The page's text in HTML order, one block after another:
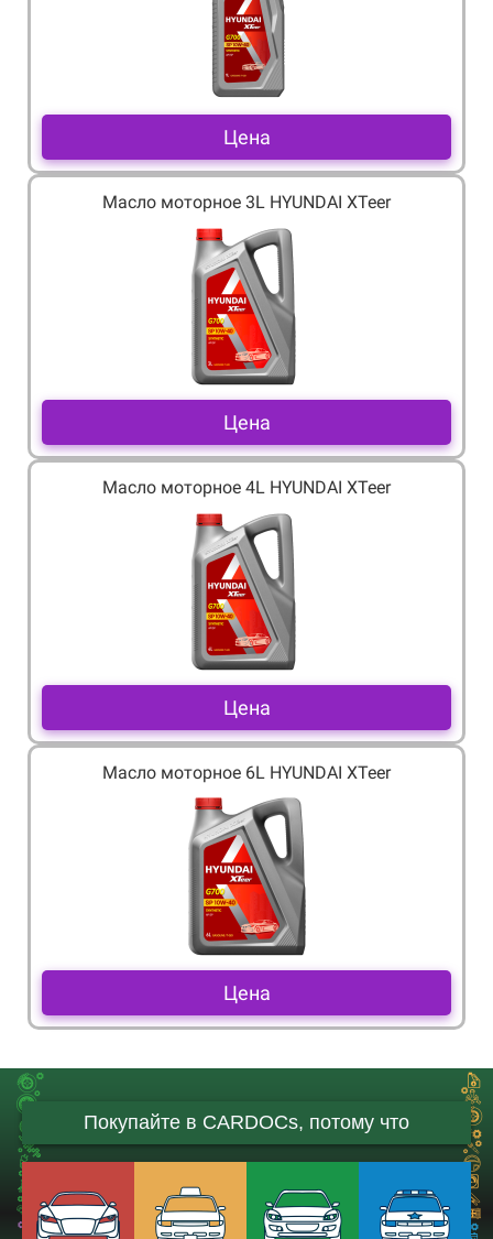
Цена
Масло моторное 3L HYUNDAI XTeer
Цена
Масло моторное 4L HYUNDAI XTeer
Цена
Масло моторное 6L HYUNDAI XTeer
Цена
Покупайте в CARDOCs, потому что